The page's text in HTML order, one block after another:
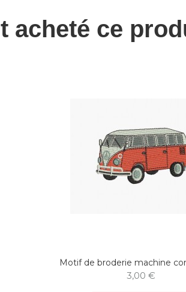
acheté ce
Motif de broderie machine
3,00 €